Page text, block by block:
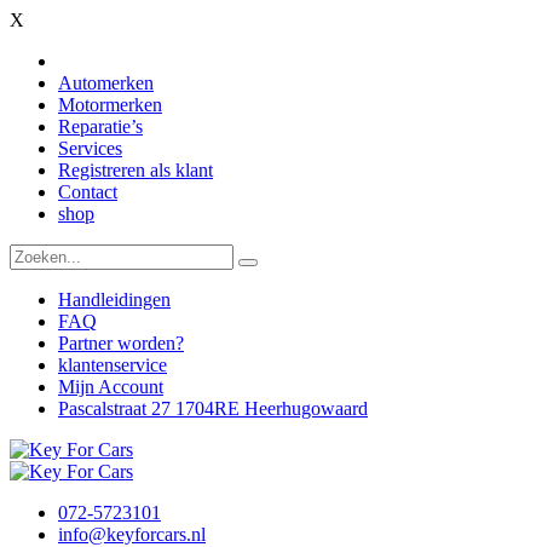
X
Automerken
Motormerken
Reparatie’s
Services
Registreren als klant
Contact
shop
Handleidingen
FAQ
Partner worden?
klantenservice
Mijn Account
Pascalstraat 27 1704RE Heerhugowaard
072-5723101
info@keyforcars.nl